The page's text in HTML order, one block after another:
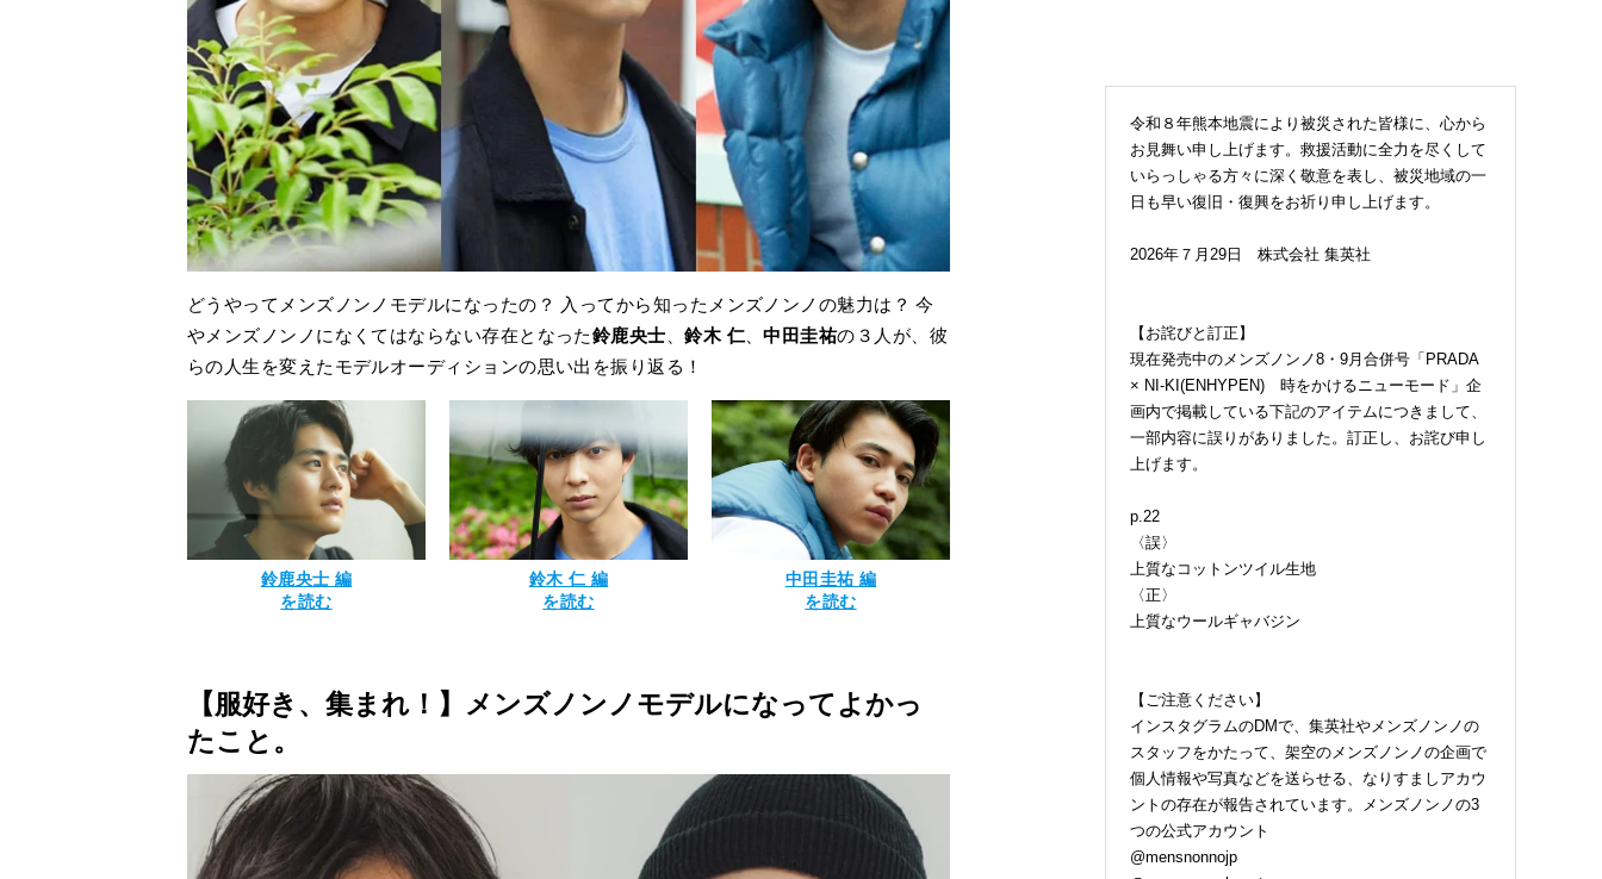
どうやってメンズノンノモデルになったの？ 入ってから知ったメンズノンノの魅力は？ 今
やメンズノンノになくてはならない存在となった鈴鹿央士 、鈴木 仁、中田圭祐の３人が、彼
らの人生を変えたモデルオーディションの思い出を振り返る！
鈴鹿央士 編
を読む
鈴木 仁 編
を読む
中田圭祐 編
を読む
【服好き、集まれ！】メンズノンノモデルになってよかっ
たこと。
令和８年熊本地震により被災された皆様に、心から
お見舞い申し上げます。救援活動に全力を尽くして
いらっしゃる方々に深く敬意を表し、被災地域の一
日も早い復旧・復興をお祈り申し上げます。
2026年７月29日 株式会社 集英社
【お詫びと訂正】
現在発売中のメンズノンノ8・9月合併号「PRADA
× NI-KI(ENHYPEN) 時をかけるニューモード」企
画内で掲載している下記のアイテムにつきまして、
一部内容に誤りがありました。訂正し、お詫び申し
上げます。
p.22
〈誤〉
上質なコットンツイル生地
〈正〉
上質なウールギャバジン
【ご注意ください】
インスタグラムのDMで、集英社やメンズノンノの
スタッフをかたって、架空のメンズノンノの企画で
個人情報や写真などを送らせる、なりすましアカウ
ントの存在が報告されています。メンズノンノの3
つの公式アカウント
@mensnonnojp